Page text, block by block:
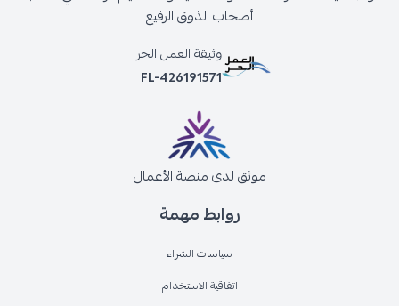
روابط مهمة
سياسات الشراء
اتفاقية الاستخدام
أصحاب الذوق الرفيع
وثيقة العمل الحر
FL-426191571
موثق لدى منصة الأعمال